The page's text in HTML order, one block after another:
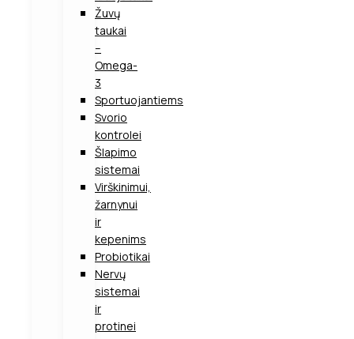
Žuvų
taukai
–
Omega-
3
Sportuojantiems
Svorio
kontrolei
Šlapimo
sistemai
Virškinimui,
žarnynui
ir
kepenims
Probiotikai
Nervų
sistemai
ir
protinei